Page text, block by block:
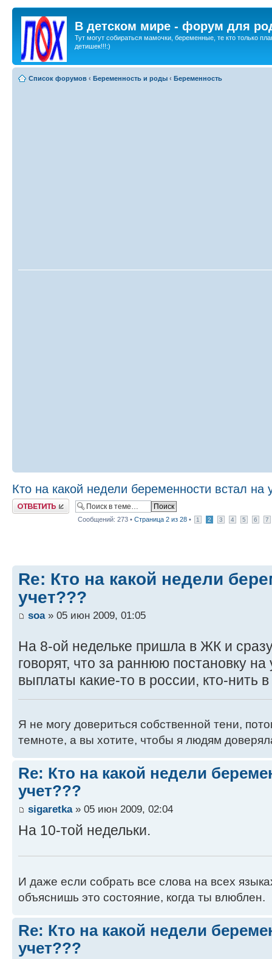
В детском мире - форум для
Тут могут собираться мамочки, беременные, те кто только
детишек!!!:)
Список форумов ‹ Беременность и роды ‹ Беременность
Кто на какой недели беременности встал на
Ответить
Сообщений: 273 • Страница 2 из 28 • 1 2 3 4 5 6 7
Re: Кто на какой недели
учет???
soa» 05 июн 2009, 01:05
На 8-ой недельке пришла в ЖК и
говорят, что за раннюю постановку
выплаты какие-то в россии, кто-нить в
Я не могу довериться собственной тени,
темноте, а вы хотите, чтобы я людям
Re: Кто на какой недели
учет???
sigaretka» 05 июн 2009, 02:04
На 10-той недельки.
И даже если собрать все слова на всех
объяснишь это состояние, когда ты влюблен.
Re: Кто на какой недели
учет???